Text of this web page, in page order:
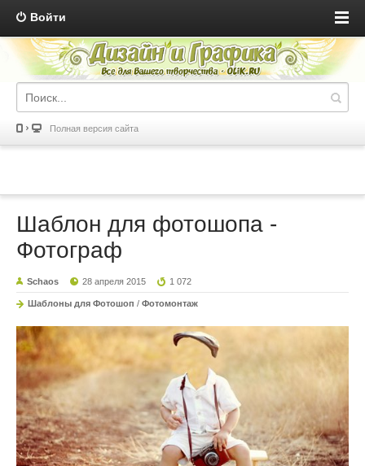
Войти
Полная версия сайта
Шаблон для фотошопа -
Фотограф
Schaos 28 апреля 2015 1 072
Шаблоны для Фотошоп / Фотомонтаж